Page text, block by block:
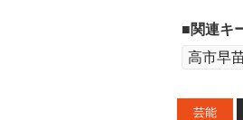
■関連キ
高市早
芸能